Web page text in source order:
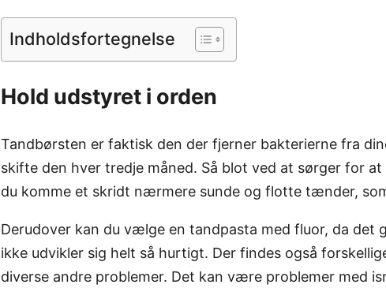
Indholdsfortegnelse
Hold udstyret i orden
Tandbørsten er faktisk den der fjerner bakterierne fra
skifte den hver tredje måned. Så blot ved at sørger for
du komme et skridt nærmere sunde og flotte tænder,
Derudover kan du vælge en tandpasta med fluor, da det
ikke udvikler sig helt så hurtigt. Der findes også
diverse andre problemer. Det kan være problemer med